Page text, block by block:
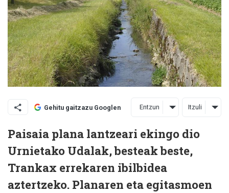
Gehitu gaitzazu Googlen Entzun Itzuli
Paisaia plana lantzeari ekingo dio
Urnietako Udalak, besteak beste,
Trankax errekaren ibilbidea
aztertzeko. Planaren eta egitasmoen